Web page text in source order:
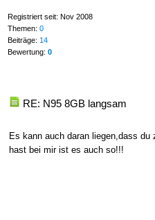
Registriert seit: Nov 2008
Themen: 0
Beiträge: 14
Bewertung: 0
RE: N95 8GB langsam
Es kann auch daran liegen,dass
hast bei mir ist es auch so!!!